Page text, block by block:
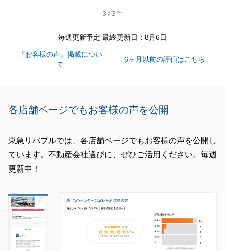
3 / 3件
毎週更新予定 最終更新日：8月6日
『お客様の声』掲載につい
て
6ヶ月以前の評価はこちら
各店舗ページでもお客様の声を公開
東急リバブルでは、各店舗ページでもお客様の声を公開し
ています。不動産会社選びに、ぜひご活用ください。毎週
更新中！